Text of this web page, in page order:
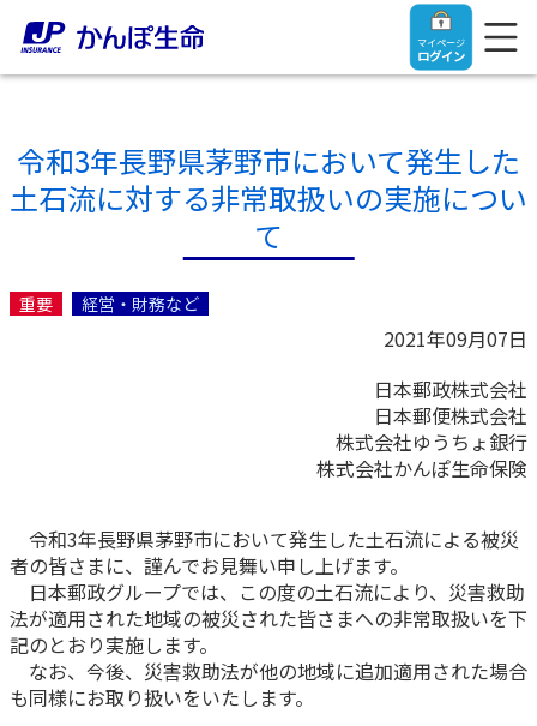
マイページ
ログイン
トップ
ご契約者さま
マイページログイン
お手続き一覧
きっかけ・できごとから探す
終身保険
養老保険
定期保険
学資保険
ちら
法人のお客さま向け商品一覧
目的から探す
お役立ち情報
かんぽのLifeサポートナビ
かんぽ生命について
かんぽ生命について
よくあるご質問
令和3年長野県茅野市において発生した
土石流に対する非常取扱いの実施につい
て
重要 経営・財務など
2021年09月07日
日本郵政株式会社
日本郵便株式会社
株式会社ゆうちょ銀行
株式会社かんぽ生命保険
令和3年長野県茅野市において発生した土石流による被災
者の皆さまに、謹んでお見舞い申し上げます。
日本郵政グループでは、この度の土石流により、災害救助
法が適用された地域の被災された皆さまへの非常取扱いを下
記のとおり実施します。
なお、今後、災害救助法が他の地域に追加適用された場合
も同様にお取り扱いをいたします。